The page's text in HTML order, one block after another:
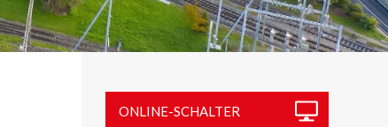
Sidebar
ONLINE-SCHALTER